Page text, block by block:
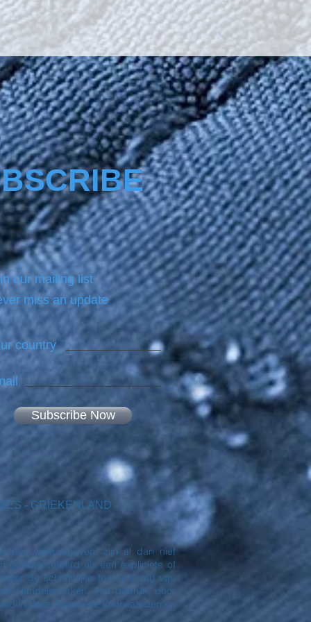
our mailing list
miss an update
country
Subscribe Now
- GRIEKENLAND
weergegeven, zijn al dan niet
geïnterpreteerd als een expliciete of
de schriftelijke toestemming van
Handelsmerken. Het gebruik door
in deze Algemene Voorwaarden en